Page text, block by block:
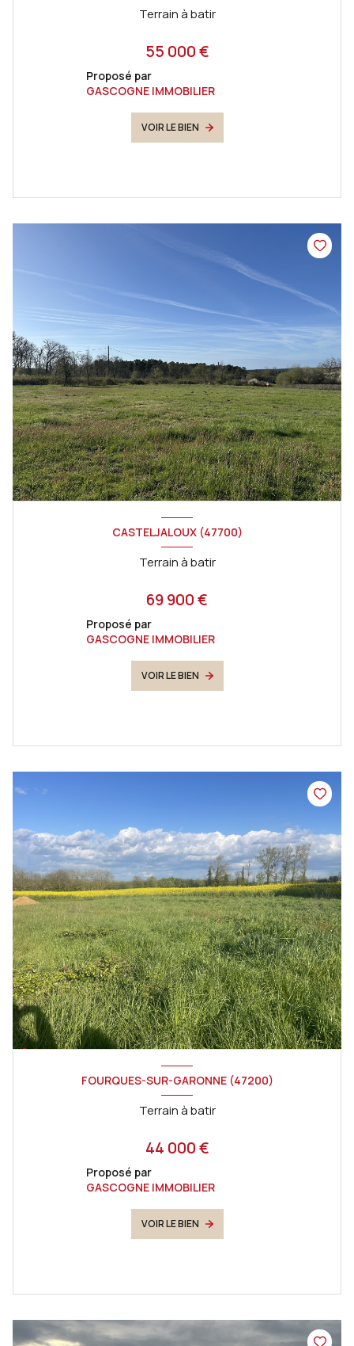
Terrain à batir
55 000 €
Proposé par
GASCOGNE IMMOBILIER
VOIR LE BIEN
CASTELJALOUX (47700)
Terrain à batir
69 900 €
Proposé par
GASCOGNE IMMOBILIER
VOIR LE BIEN
FOURQUES-SUR-GARONNE (47200)
Terrain à batir
44 000 €
Proposé par
GASCOGNE IMMOBILIER
VOIR LE BIEN